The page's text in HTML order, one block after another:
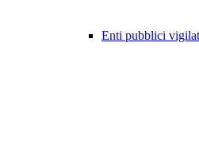
Enti pubblici